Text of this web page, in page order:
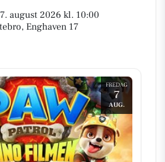
august 2026 kl. 10:00
Enghaven 17
FREDAG
7
AUG.